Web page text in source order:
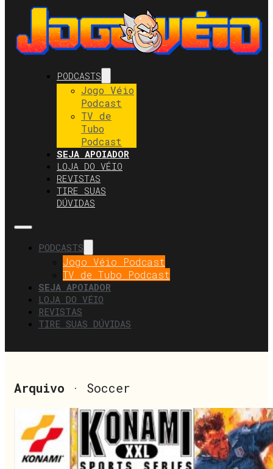
PODCASTS
Jogo Véio
Podcast
TV de
Tubo
Podcast
SEJA APOIADOR
LOJA DO VÉIO
REVISTAS
TIRE SUAS
DÚVIDAS
PODCASTS
Jogo Véio Podcast
TV de Tubo Podcast
SEJA APOIADOR
LOJA DO VÉIO
REVISTAS
TIRE SUAS DÚVIDAS
Arquivo · Soccer